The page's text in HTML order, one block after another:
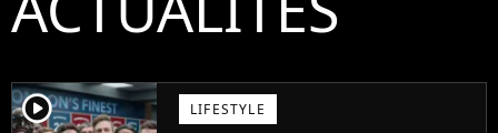
player2 LIFESTYLE